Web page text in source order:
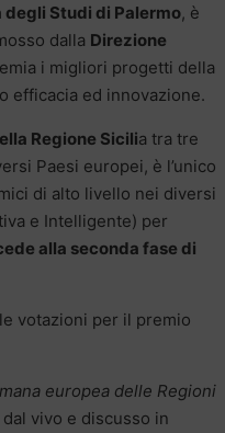
degli Studi di Palermo, è
dalla Direzione
i migliori progetti della
efficacia ed innovazione.
Regione Sicilia tra tre
Paesi europei, è l’unico
di alto livello nei diversi
e Intelligente) per
alla seconda fase di
votazioni per il premio
europea delle Regioni
vivo e discusso in